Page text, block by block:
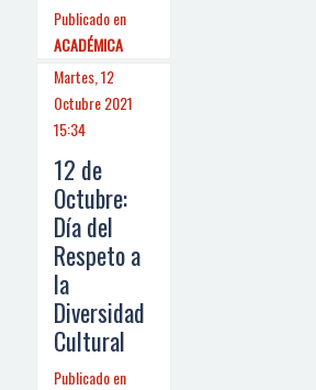
Publicado en
ACADÉMICA
Martes, 12
Octubre 2021
15:34
12 de
Octubre:
Día del
Respeto a
la
Diversidad
Cultural
Publicado en